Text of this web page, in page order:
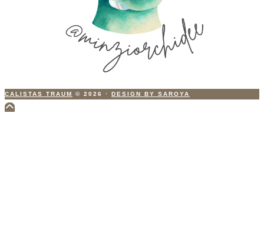
CALISTAS TRAUM © 2026 · DESIGN BY SAROYA
Scroll